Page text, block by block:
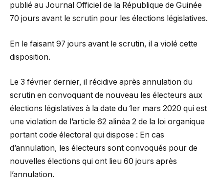
publié au Journal Officiel de la République de Guinée
70 jours avant le scrutin pour les élections législatives.
En le faisant 97 jours avant le scrutin, il a violé cette
disposition.
Le 3 février dernier, il récidive après annulation du
scrutin en convoquant de nouveau les électeurs aux
élections législatives à la date du 1er mars 2020 qui est
une violation de l’article 62 alinéa 2 de la loi organique
portant code électoral qui dispose : En cas
d’annulation, les électeurs sont convoqués pour de
nouvelles élections qui ont lieu 60 jours après
l’annulation.